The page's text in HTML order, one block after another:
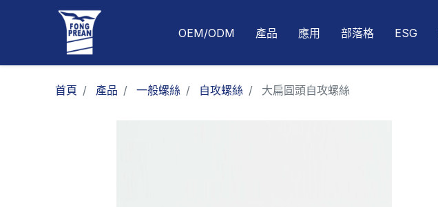
OEM/ODM 產品 應用 部落格 ESG
首頁 產品 一般螺絲 自攻螺絲 大扁圓頭自攻螺絲